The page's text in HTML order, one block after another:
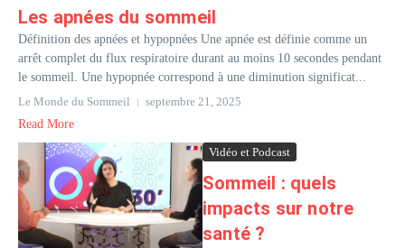
Les apnées du sommeil
Définition des apnées et hypopnées Une apnée est définie comme un
arrêt complet du flux respiratoire durant au moins 10 secondes pendant
le sommeil. Une hypopnée correspond à une diminution significat...
Le Monde du Sommeil
septembre 21, 2025
Read More
Vidéo et Podcast
Sommeil : quels
impacts sur notre
santé ?